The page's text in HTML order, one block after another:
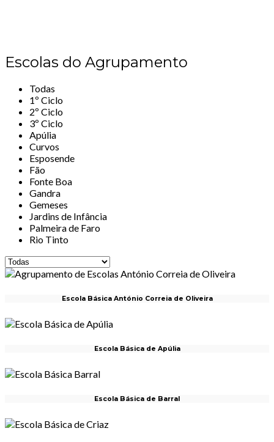
Escolas do Agrupamento
Todas
1º Ciclo
2º Ciclo
3º Ciclo
Apúlia
Curvos
Esposende
Fão
Fonte Boa
Gandra
Gemeses
Jardins de Infância
Palmeira de Faro
Rio Tinto
Escola Básica António Correia de Oliveira
Escola Básica de Apúlia
Escola Básica de Barral